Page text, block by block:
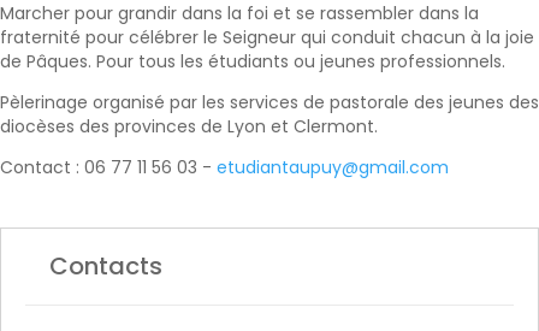
Marcher pour grandir dans la foi et se rassembler dans la
fraternité pour célébrer le Seigneur qui conduit chacun à la joie
de Pâques. Pour tous les étudiants ou jeunes professionnels.
Pèlerinage organisé par les services de pastorale des jeunes des
diocèses des provinces de Lyon et Clermont.
Contact : 06 77 11 56 03 - etudiantaupuy@gmail.com
Contacts